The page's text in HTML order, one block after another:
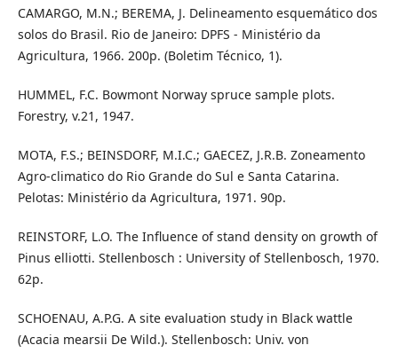
CAMARGO, M.N.; BEREMA, J. Delineamento esquemático dos
solos do Brasil. Rio de Janeiro: DPFS - Ministério da
Agricultura, 1966. 200p. (Boletim Técnico, 1).
HUMMEL, F.C. Bowmont Norway spruce sample plots.
Forestry, v.21, 1947.
MOTA, F.S.; BEINSDORF, M.I.C.; GAECEZ, J.R.B. Zoneamento
Agro-climatico do Rio Grande do Sul e Santa Catarina.
Pelotas: Ministério da Agricultura, 1971. 90p.
REINSTORF, L.O. The Influence of stand density on growth of
Pinus elliotti. Stellenbosch : University of Stellenbosch, 1970.
62p.
SCHOENAU, A.P.G. A site evaluation study in Black wattle
(Acacia mearsii De Wild.). Stellenbosch: Univ. von